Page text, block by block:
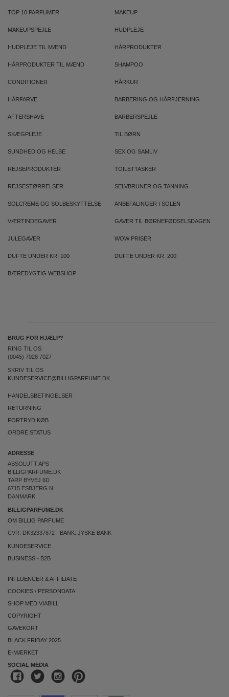
TOP 10 PARFUMER MAKEUP
MAKEUPSPEJLE HUDPLEJE
HUDPLEJE TIL MÆND HÅRPRODUKTER
HÅRPRODUKTER TIL MÆND SHAMPOO
CONDITIONER HÅRKUR
HÅRFARVE BARBERING OG HÅRFJERNING
AFTERSHAVE BARBERSPEJLE
SKÆGPLEJE TIL BØRN
SUNDHED OG HELSE SEX OG SAMLIV
REJSEPRODUKTER TOILETTASKER
REJSESTØRRELSER SELVBRUNER OG TANNING
SOLCREME OG SOLBESKYTTELSE ANBEFALINGER I SOLEN
VÆRTINDEGAVER GAVER TIL BØRNEFØDSELSDAGEN
JULEGAVER WOW PRISER
DUFTE UNDER KR. 100 DUFTE UNDER KR. 200
BÆREDYGTIG WEBSHOP
BRUG FOR HJÆLP?
RING TIL OS
(0045) 7028 7027
SKRIV TIL OS
KUNDESERVICE@BILLIGPARFUME.DK
HANDELSBETINGELSER
RETURNING
FORTRYD KØB
ORDRE STATUS
ADRESSE
ABSOLUTT APS
BILLIGPARFUME.DK
TARP BYVEJ 6D
6715 ESBJERG N
DANMARK
BILLIGPARFUME.DK
OM BILLIG PARFUME
CVR: DK32337872 - BANK: JYSKE BANK
KUNDESERVICE
BUSINESS - B2B
INFLUENCER & AFFILIATE
COOKIES / PERSONDATA
SHOP MED VIABILL
COPYRIGHT
GAVEKORT
BLACK FRIDAY 2025
E-MÆRKET
SOCIAL MEDIA